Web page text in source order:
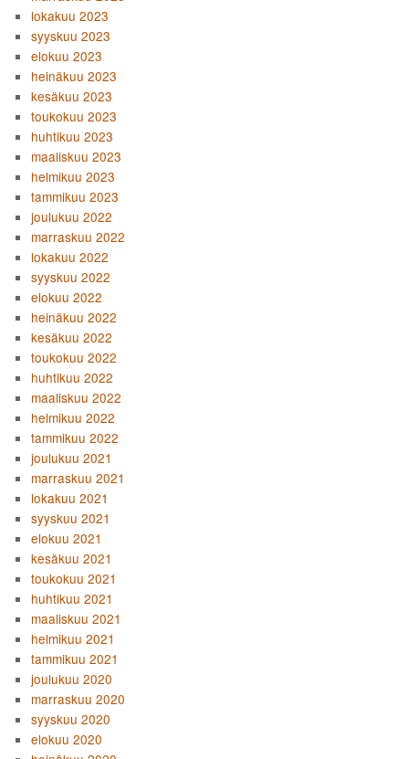
lokakuu 2023
syyskuu 2023
elokuu 2023
heinäkuu 2023
kesäkuu 2023
toukokuu 2023
huhtikuu 2023
maaliskuu 2023
helmikuu 2023
tammikuu 2023
joulukuu 2022
marraskuu 2022
lokakuu 2022
syyskuu 2022
elokuu 2022
heinäkuu 2022
kesäkuu 2022
toukokuu 2022
huhtikuu 2022
maaliskuu 2022
helmikuu 2022
tammikuu 2022
joulukuu 2021
marraskuu 2021
lokakuu 2021
syyskuu 2021
elokuu 2021
kesäkuu 2021
toukokuu 2021
huhtikuu 2021
maaliskuu 2021
helmikuu 2021
tammikuu 2021
joulukuu 2020
marraskuu 2020
syyskuu 2020
elokuu 2020